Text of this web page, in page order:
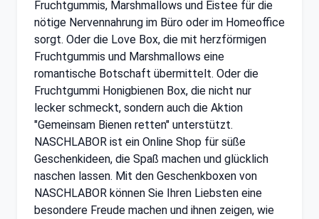
Fruchtgummis, Marshmallows und Eistee für die
nötige Nervennahrung im Büro oder im Homeoffice
sorgt. Oder die Love Box, die mit herzförmigen
Fruchtgummis und Marshmallows eine
romantische Botschaft übermittelt. Oder die
Fruchtgummi Honigbienen Box, die nicht nur
lecker schmeckt, sondern auch die Aktion
"Gemeinsam Bienen retten" unterstützt.
NASCHLABOR ist ein Online Shop für süße
Geschenkideen, die Spaß machen und glücklich
naschen lassen. Mit den Geschenkboxen von
NASCHLABOR können Sie Ihren Liebsten eine
besondere Freude machen und ihnen zeigen, wie